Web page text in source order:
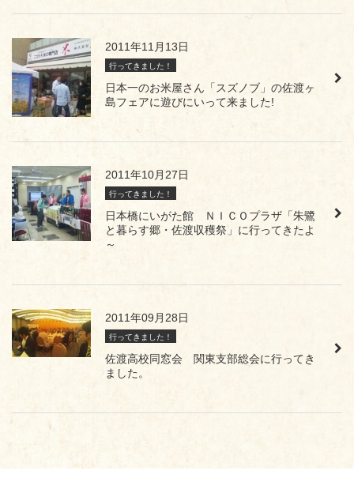
2011年11月13日
行ってきました！
日本一のお米屋さん「スズノブ」の佐渡ヶ
島フェアに遊びにいって来ました!
2011年10月27日
行ってきました！
日本橋にいがた館 ＮＩＣＯプラザ「朱鷺
と暮らす郷・佐渡収穫祭」に行ってきたよ
～
2011年09月28日
行ってきました！
佐渡高校同窓会 関東支部総会に行ってき
ました。